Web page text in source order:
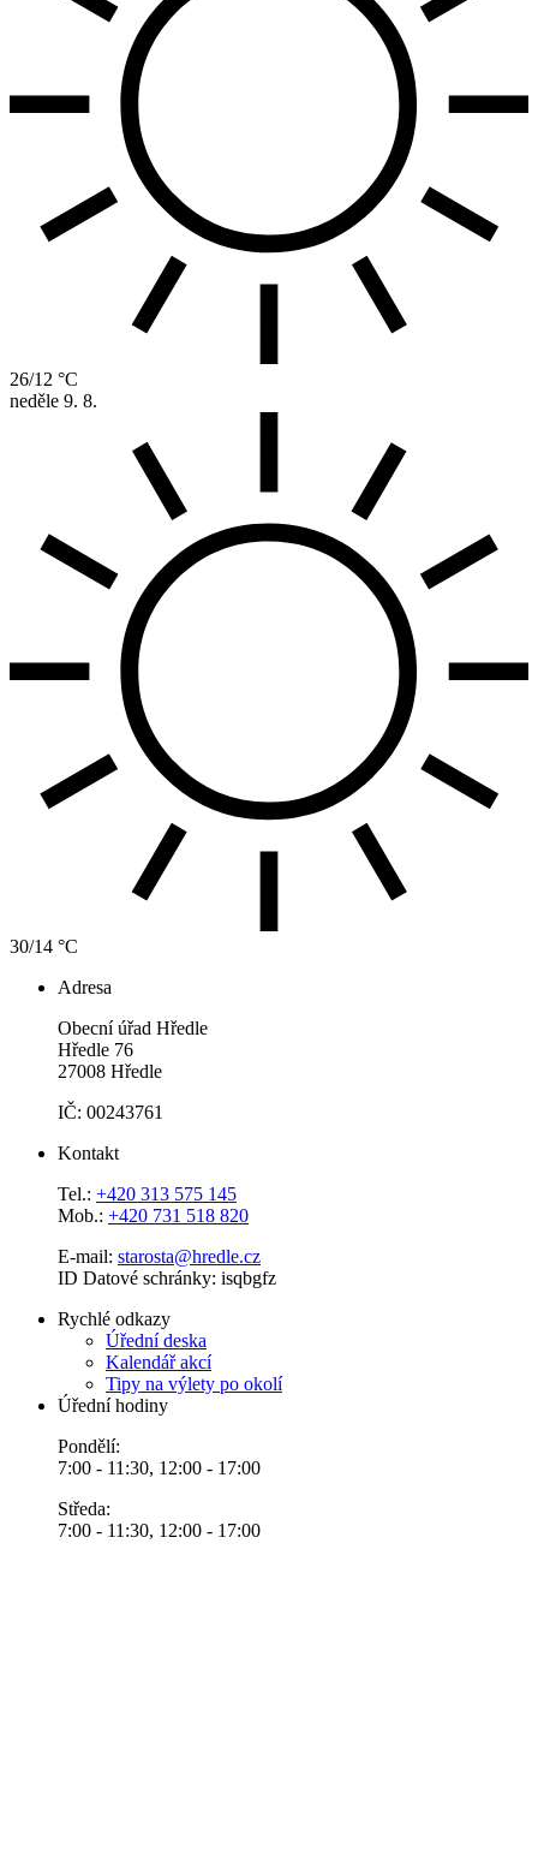
26/12 °C
neděle 9. 8.
30/14 °C
Adresa
Obecní úřad Hředle
Hředle 76
27008 Hředle
IČ: 00243761
Kontakt
Tel.: +420 313 575 145
Mob.: +420 731 518 820
E-mail: starosta@hredle.cz
ID Datové schránky: isqbgfz
Rychlé odkazy
Úřední deska
Kalendář akcí
Tipy na výlety po okolí
Úřední hodiny
Pondělí:
7:00 - 11:30, 12:00 - 17:00
Středa:
7:00 - 11:30, 12:00 - 17:00